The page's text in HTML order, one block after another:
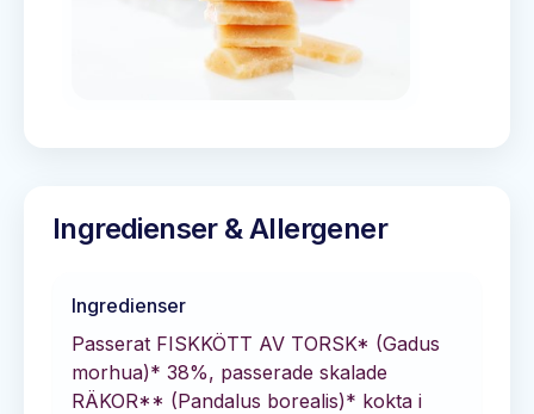
Ingredienser & Allergener
Ingredienser
Passerat FISKKÖTT AV TORSK* (Gadus
morhua)* 38%, passerade skalade
RÄKOR** (Pandalus borealis)* kokta i